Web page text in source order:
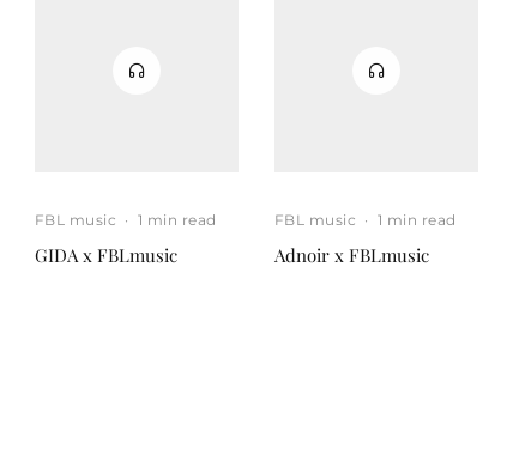
FBL music · 1 min read
GIDA x FBLmusic
FBL music · 1 min read
Adnoir x FBLmusic